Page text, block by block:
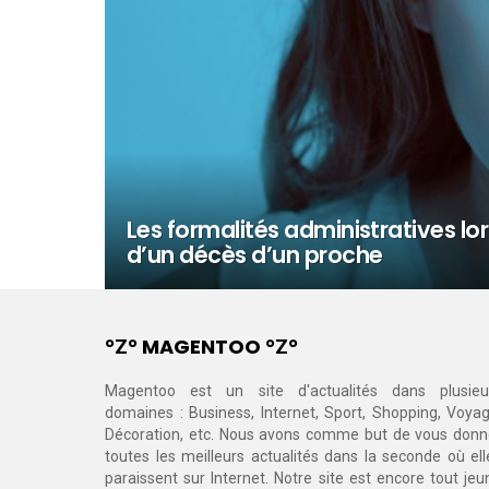
Les formalités administratives
d’un décès d’un proche
°Ζ° MAGENTOO °Ζ°
Magentoo est un site d'actualités dans
domaines : Business, Internet, Sport, Shopping,
Décoration, etc. Nous avons comme but de vous
toutes les meilleurs actualités dans la seconde où
paraissent sur Internet. Notre site est encore tout